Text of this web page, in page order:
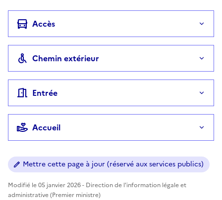
Accès
Chemin extérieur
Entrée
Accueil
Mettre cette page à jour (réservé aux services publics)
Modifié le 05 janvier 2026 - Direction de l'information légale et
administrative (Premier ministre)